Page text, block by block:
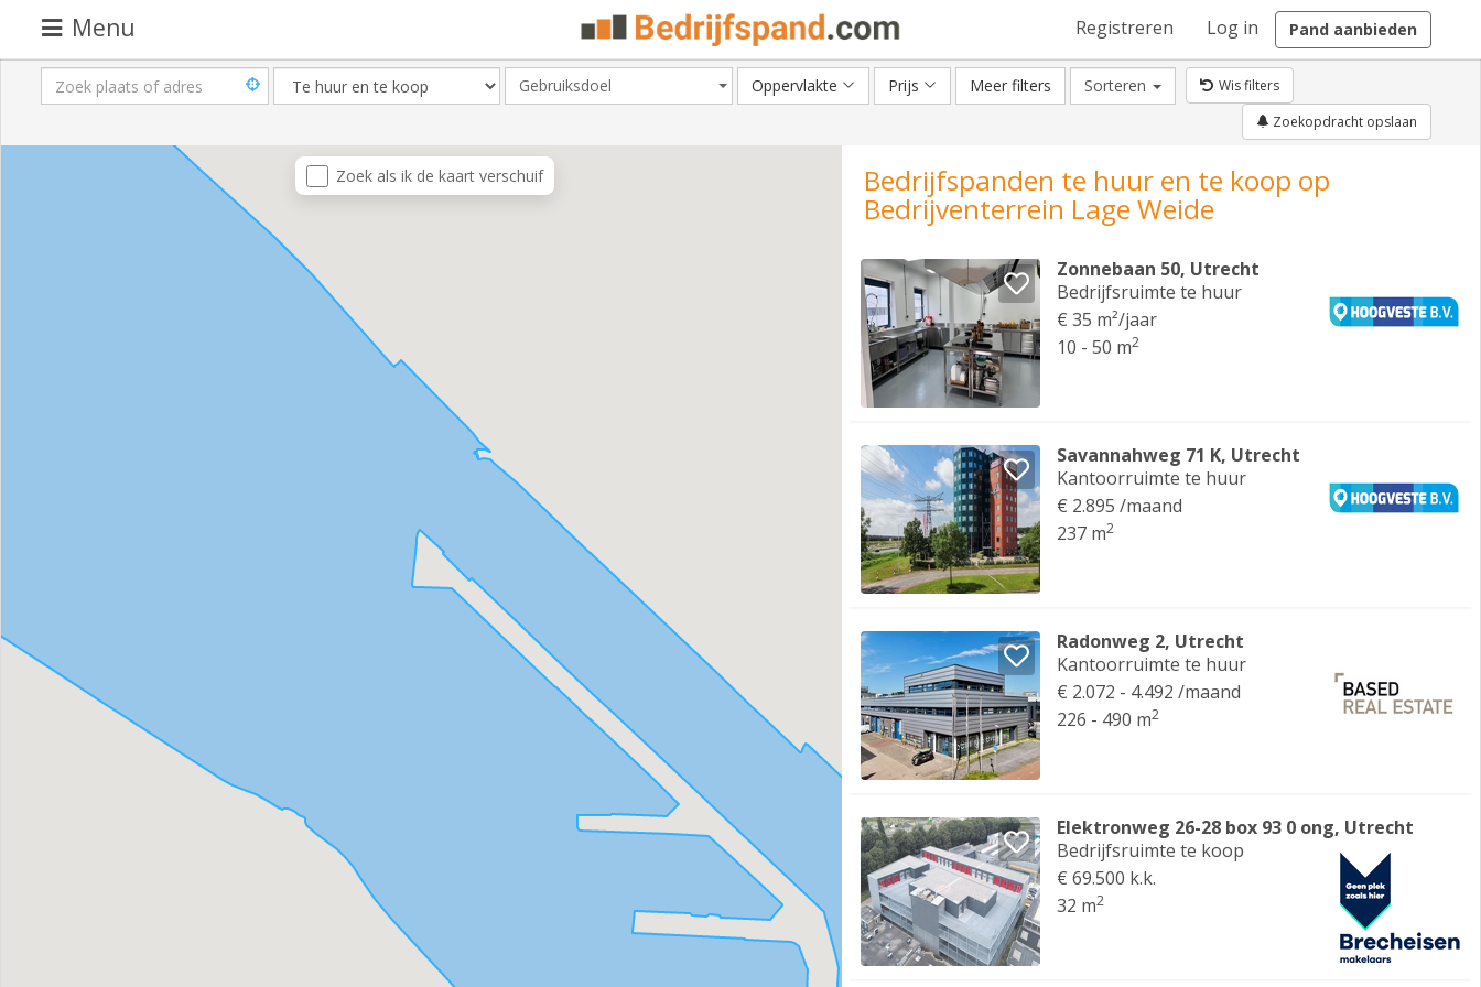
Menu Registreren Log in Pand aanbieden
Gebruiksdoel Oppervlakte Prijs Meer filters Sorteren
Wis filters
Zoekopdracht opslaan
Zoek als ik de kaart verschuif Bedrijfspanden te huur en te koop op
Bedrijventerrein Lage Weide
Zonnebaan 50, Utrecht
Bedrijfsruimte te huur
€ 35 m²/jaar
10 - 50 m2
Savannahweg 71 K, Utrecht
Kantoorruimte te huur
€ 2.895 /maand
237 m2
Radonweg 2, Utrecht
Kantoorruimte te huur
€ 2.072 - 4.492 /maand
226 - 490 m2
Elektronweg 26-28 box 93 0 ong, Utrecht
Bedrijfsruimte te koop
€ 69.500 k.k.
32 m2